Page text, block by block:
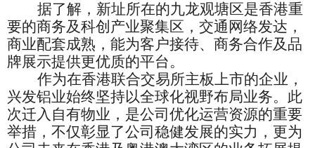
据了解，新址所在的九龙观塘区是香港重
要的商务及科创产业聚集区，交通网络发达，
商业配套成熟，能为客户接待、商务合作及品
牌展示提供更优质的平台。
作为在香港联合交易所主板上市的企业，
兴发铝业始终坚持以全球化视野布局业务。此
次迁入自有物业，是公司优化运营资源的重要
举措，不仅彰显了公司稳健发展的实力，更为